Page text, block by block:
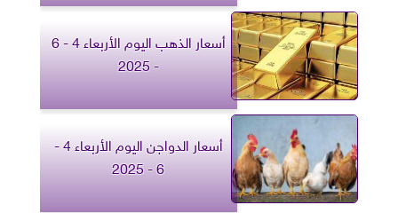
أسعار الذهب اليوم الأربعاء 4 - 6
- 2025
أسعار الدواجن اليوم الأربعاء 4 -
6 - 2025